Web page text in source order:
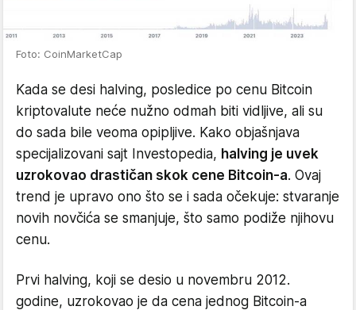
Foto: CoinMarketCap
Kada se desi halving, posledice po cenu Bitcoin
kriptovalute neće nužno odmah biti vidljive, ali su
do sada bile veoma opipljive. Kako objašnjava
specijalizovani sajt Investopedia, halving je uvek
uzrokovao drastičan skok cene Bitcoin-a. Ovaj
trend je upravo ono što se i sada očekuje: stvaranje
novih novčića se smanjuje, što samo podiže njihovu
cenu.
Prvi halving, koji se desio u novembru 2012.
godine, uzrokovao je da cena jednog Bitcoin-a